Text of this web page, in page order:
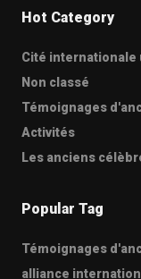
Hot Category
Cité internationale
Non classé
Témoignages
Activités
Les anciens
Popular Tag
Témoignages
alliance